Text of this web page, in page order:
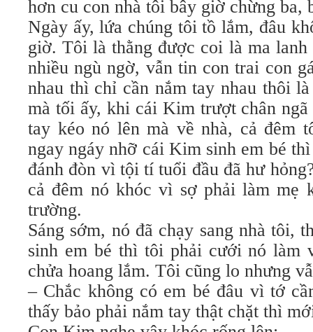
hơn cu con nhà tôi bây giờ chừng ba,
Ngày ấy, lứa chúng tôi tồ lắm, đâu
giờ. Tôi là thằng được coi là ma lanh
nhiều ngù ngờ, vẫn tin con trai con
nhau thì chỉ cần nắm tay nhau thôi
mà tối ấy, khi cái Kim trượt chân
tay kéo nó lên mà về nhà, cả đêm
ngay ngáy nhỡ cái Kim sinh em bé
đánh đòn vì tội tí tuổi đầu đã hư
cả đêm nó khóc vì sợ phải làm mẹ
trường.
Sáng sớm, nó đã chạy sang nhà tôi,
sinh em bé thì tôi phải cưới nó làm
chửa hoang lắm. Tôi cũng lo nhưng
– Chắc không có em bé đâu vì tớ
thấy bảo phải nắm tay thật chặt thì